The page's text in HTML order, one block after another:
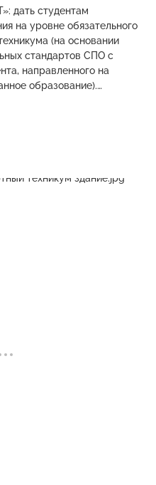
дать студентам
на уровне обязательного
(на основании
стандартов СПО с
направленного на
образование).
г. Заозерный